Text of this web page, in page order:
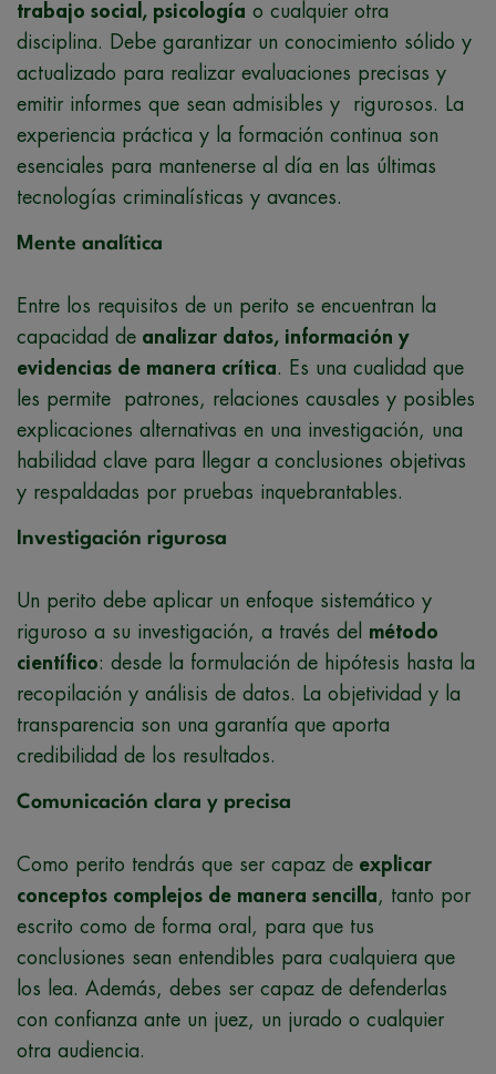
trabajo social, psicología o cualquier otra
disciplina. Debe garantizar un conocimiento sólido y
actualizado para realizar evaluaciones precisas y
emitir informes que sean admisibles y rigurosos. La
experiencia práctica y la formación continua son
esenciales para mantenerse al día en las últimas
tecnologías criminalísticas y avances.
Mente analítica
Entre los requisitos de un perito se encuentran la
capacidad de analizar datos, información y
evidencias de manera crítica. Es una cualidad que
les permite patrones, relaciones causales y posibles
explicaciones alternativas en una investigación, una
habilidad clave para llegar a conclusiones objetivas
y respaldadas por pruebas inquebrantables.
Investigación rigurosa
Un perito debe aplicar un enfoque sistemático y
riguroso a su investigación, a través del método
científico: desde la formulación de hipótesis hasta la
recopilación y análisis de datos. La objetividad y la
transparencia son una garantía que aporta
credibilidad de los resultados.
Comunicación clara y precisa
Como perito tendrás que ser capaz de explicar
conceptos complejos de manera sencilla, tanto por
escrito como de forma oral, para que tus
conclusiones sean entendibles para cualquiera que
los lea. Además, debes ser capaz de defenderlas
con confianza ante un juez, un jurado o cualquier
otra audiencia.